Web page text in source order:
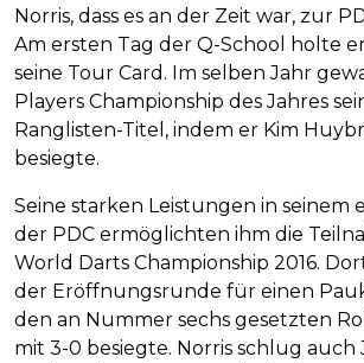
Norris, dass es an der Zeit war, zur
Am ersten Tag der Q-School holte
seine Tour Card. Im selben Jahr
Players Championship des Jahres
Ranglisten-Titel, indem er Kim
besiegte.
Seine starken Leistungen in seinem
der PDC ermöglichten ihm die
World Darts Championship 2016.
der Eröffnungsrunde für einen
den an Nummer sechs gesetzten
mit 3-0 besiegte. Norris schlug auch